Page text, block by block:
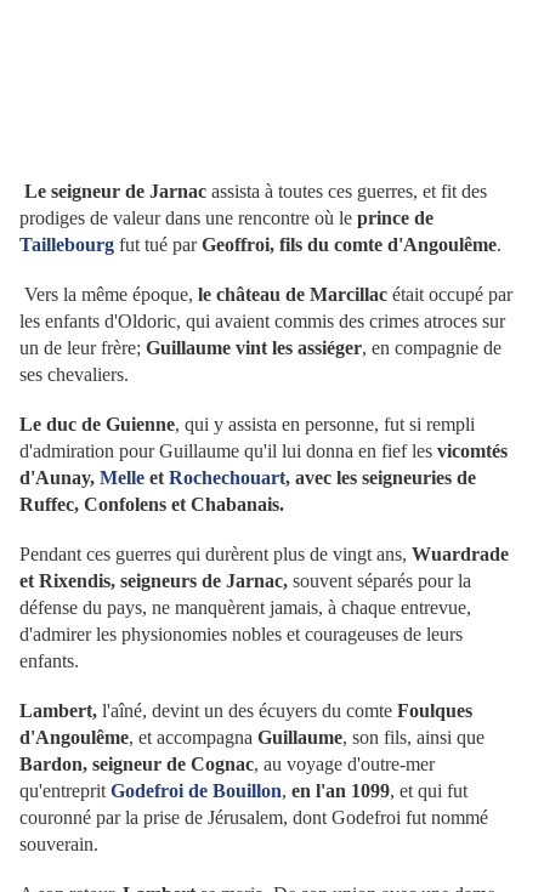
Le seigneur de Jarnac assista à toutes ces guerres, et fit des
prodiges de valeur dans une rencontre où le prince de
Taillebourg fut tué parGeoffroi, fils du comte d'Angoulême.
Vers la même époque, le château de Marcillac était occupé par
les enfants d'Oldoric, qui avaient commis des crimes atroces sur
un de leur frère; Guillaume vint les assiéger, en compagnie de
ses chevaliers.
Le duc de Guienne, qui y assista en personne, fut si rempli
d'admiration pour Guillaume qu'il lui donna en fief les vicomtés
d'Aunay, Melle et Rochechouart, avec les seigneuries de
Ruffec, Confolens et Chabanais.
Pendant ces guerres qui durèrent plus de vingt ans, Wuardrade
et Rixendis, seigneurs de Jarnac, souvent séparés pour la
défense du pays, ne manquèrent jamais, à chaque entrevue,
d'admirer les physionomies nobles et courageuses de leurs
enfants.
Lambert, l'aîné, devint un des écuyers du comte Foulques
d'Angoulême, et accompagna Guillaume, son fils, ainsi que
Bardon, seigneur de Cognac, au voyage d'outre-mer
qu'entreprit Godefroi de Bouillon, en l'an 1099, et qui fut
couronné par la prise de Jérusalem, dont Godefroi fut nommé
souverain.